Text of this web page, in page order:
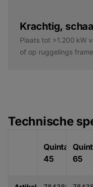
Krachtig,
Plaats tot >1.200 kW
of op ruggelings
Technische
Quinta
45
65